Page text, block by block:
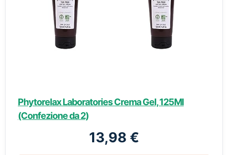
Phytorelax Laboratories Crema Gel, 125Ml
(Confezione da 2)
13,98 €